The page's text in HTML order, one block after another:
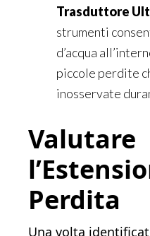
Trasduttore
strumenti
d’acqua
piccole perdite
inosservate
Valutare
Perdita
Una volta